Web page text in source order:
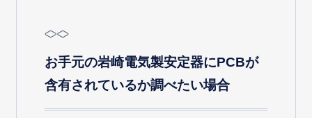
お手元の岩崎電気製安定器にPCBが
含有されているか調べたい場合